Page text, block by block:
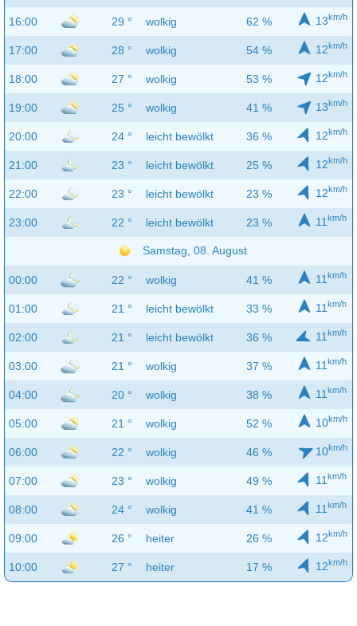
16:00 29 ° wolkig 62 % 13km/h
17:00 28 ° wolkig 54 % 12km/h
18:00 27 ° wolkig 53 % 12km/h
19:00 25 ° wolkig 41 % 13km/h
20:00 24 ° leicht bewölkt 36 % 12km/h
21:00 23 ° leicht bewölkt 25 % 12km/h
22:00 23 ° leicht bewölkt 23 % 12km/h
23:00 22 ° leicht bewölkt 23 % 11 km/h
Samstag, 08. August
00:00 22 ° wolkig 41 % 11 km/h
01:00 21 ° leicht bewölkt 33 % 11 km/h
02:00 21 ° leicht bewölkt 36 % 11 km/h
03:00 21 ° wolkig 37 % 11 km/h
04:00 20 ° wolkig 38 % 11 km/h
05:00 21 ° wolkig 52 % 10km/h
06:00 22 ° wolkig 46 % 10km/h
07:00 23 ° wolkig 49 % 11 km/h
08:00 24 ° wolkig 41 % 11 km/h
09:00 26 ° heiter 26 % 12km/h
10:00 27 ° heiter 17 % 12km/h